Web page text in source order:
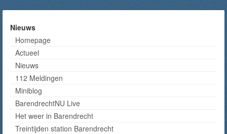
Nieuws
Homepage
Actueel
Nieuws
112 Meldingen
Miniblog
BarendrechtNU Live
Het weer in Barendrecht
Treintijden station Barendrecht